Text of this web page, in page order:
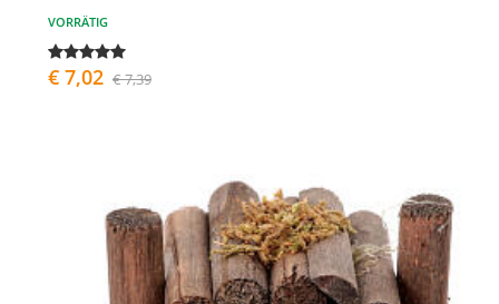
VORRÄTIG
€ 7,02 € 7,39